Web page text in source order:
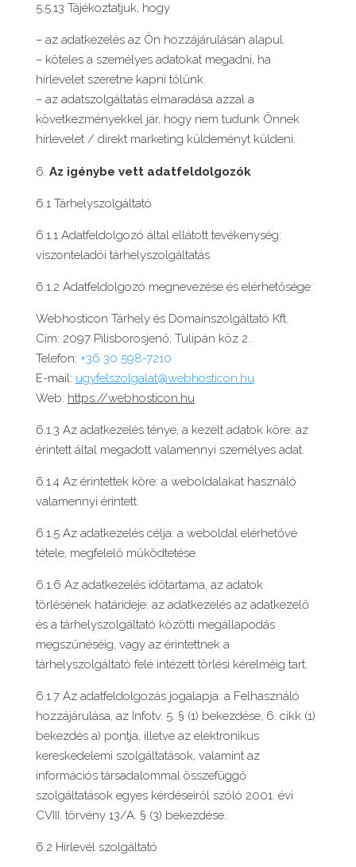
5.5.13 Tájékoztatjuk, hogy
– az adatkezelés az Ön hozzájárulásán alapul.
– köteles a személyes adatokat megadni, ha
hírlevelet szeretne kapni tőlünk.
– az adatszolgáltatás elmaradása azzal a
következményekkel jár, hogy nem tudunk Önnek
hírlevelet / direkt marketing küldeményt küldeni.
Az igénybe vett adatfeldolgozók
6.1 Tárhelyszolgáltató
6.1.1 Adatfeldolgozó által ellátott tevékenység:
viszonteladói tárhelyszolgáltatás
6.1.2 Adatfeldolgozó megnevezése és elérhetősége:
Webhosticon Tárhely és Domainszolgáltató Kft.
Cím: 2097 Pilisborosjenő, Tulipán köz 2.
Telefon: +36 30 598-7210
E-mail: ugyfelszolgalat@webhosticon.hu
Web: https://webhosticon.hu
6.1.3 Az adatkezelés ténye, a kezelt adatok köre: az
érintett által megadott valamennyi személyes adat.
6.1.4 Az érintettek köre: a weboldalakat használó
valamennyi érintett.
6.1.5 Az adatkezelés célja: a weboldal elérhetővé
tétele, megfelelő működtetése.
6.1.6 Az adatkezelés időtartama, az adatok
törlésének határideje: az adatkezelés az adatkezelő
és a tárhelyszolgáltató közötti megállapodás
megszűnéséig, vagy az érintettnek a
tárhelyszolgáltató felé intézett törlési kérelméig tart.
6.1.7 Az adatfeldolgozás jogalapja: a Felhasználó
hozzájárulása, az Infotv. 5. § (1) bekezdése, 6. cikk (1)
bekezdés a) pontja, illetve az elektronikus
kereskedelemi szolgáltatások, valamint az
információs társadalommal összefüggő
szolgáltatások egyes kérdéseiről szóló 2001. évi
CVIII. törvény 13/A. § (3) bekezdése.
6.2 Hírlevél szolgáltató